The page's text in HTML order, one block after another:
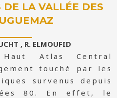
DE LA VALLÉE DES
, R. ELMOUFID
Atlas Central
touché par les
survenus depuis
80. En effet, le